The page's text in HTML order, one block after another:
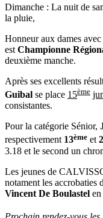
Dimanche : La nuit de
la pluie,
Honneur aux dames avec
est Championne
deuxième manche.
Après ses excellents
Guibal se place 15ème
consistantes.
Pour la catégorie Sénior,
respectivement 13ème et
3.18 et le second un
Les jeunes de
notament les
Vincent De Boulastel